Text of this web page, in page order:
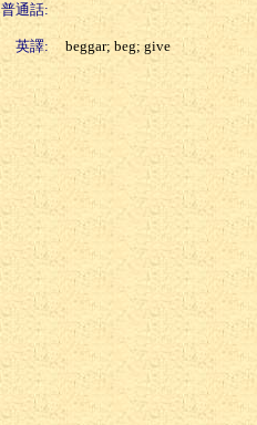
普通話:
英譯: beggar; beg; give